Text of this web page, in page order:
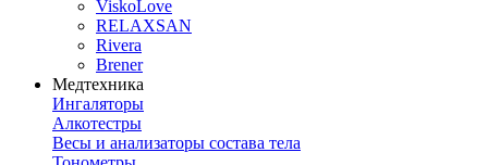
ViskoLove
RELAXSAN
Rivera
Brener
Медтехника
Ингаляторы
Алкотестры
Весы и анализаторы состава тела